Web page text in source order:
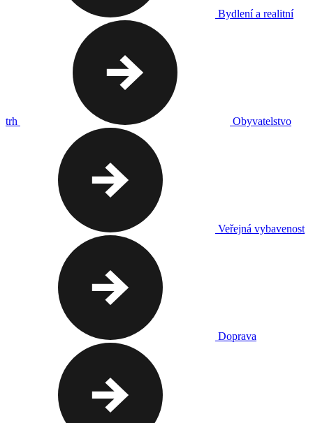
Bydlení a realitní
trh Obyvatelstvo
Veřejná vybavenost
Doprava